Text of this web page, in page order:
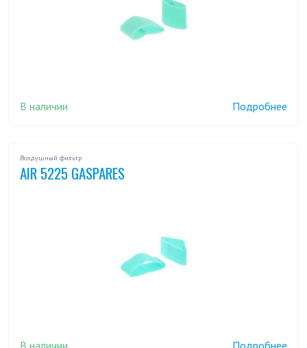
В наличии Подробнее
Воздушный фильтр
AIR 5225 GASPARES
В наличии Подробнее